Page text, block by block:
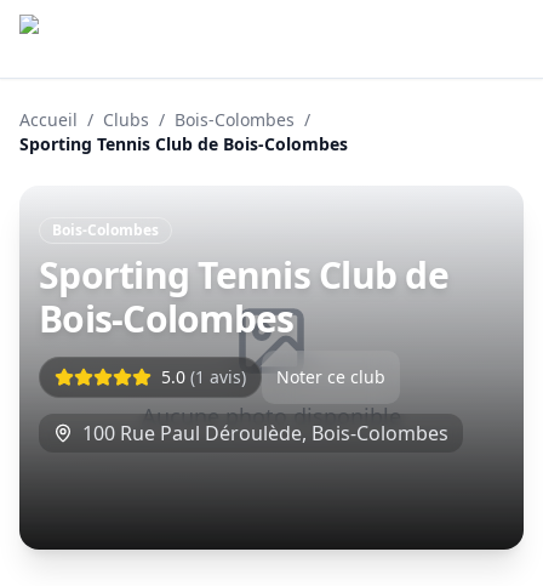
Accueil / Clubs / Bois-Colombes /
Sporting Tennis Club de Bois-Colombes
Aucune photo disponible
Bois-Colombes
Sporting Tennis Club de
Bois-Colombes
5.0 (1 avis) Noter ce club
100 Rue Paul Déroulède, Bois-Colombes